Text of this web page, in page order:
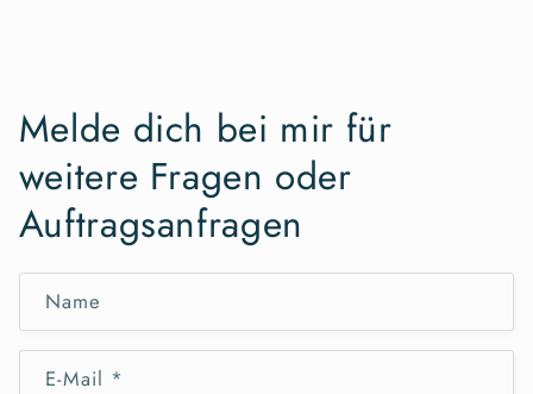
Melde dich bei mir für
weitere Fragen oder
Auftragsanfragen
Name
E-Mail *